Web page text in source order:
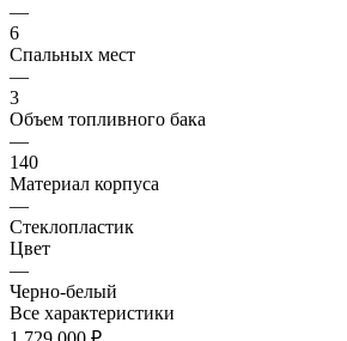
—
6
Спальных мест
—
3
Объем топливного бака
—
140
Материал корпуса
—
Cтеклопластик
Цвет
—
Черно-белый
Все характеристики